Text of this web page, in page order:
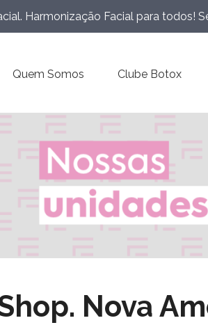
Harmonização Facial para todos!
Quem Somos Clube Botox
Nova